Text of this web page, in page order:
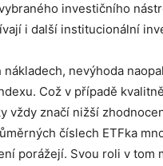
investičního
i další institucionální
nevýhoda
Což v případě
vždy značí nižší
číslech ETFka
porážejí. Svou roli v tom